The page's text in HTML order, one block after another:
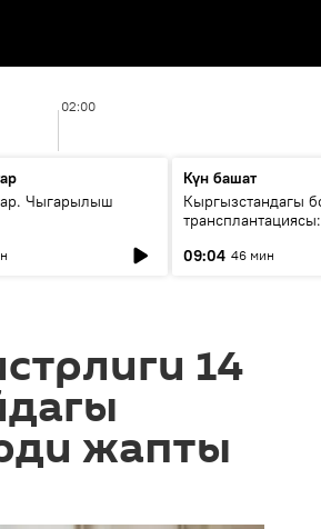
02:00
Чыгарылыш
Күн башат
Кыргызстандагы
трансплантациясы:
келечеги
09:04 46 мин
14
жапты